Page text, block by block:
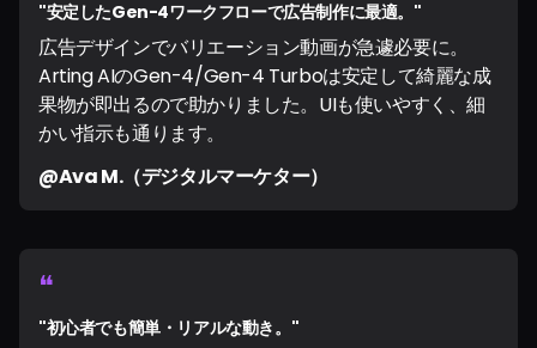
"安定したGen-4ワークフローで広告制作に最適。"
広告デザインでバリエーション動画が急遽必要に。
Arting AIのGen-4/Gen-4 Turboは安定して綺麗な成
果物が即出るので助かりました。UIも使いやすく、細
かい指示も通ります。
@Ava M.（デジタルマーケター）
❝
"初心者でも簡単・リアルな動き。"